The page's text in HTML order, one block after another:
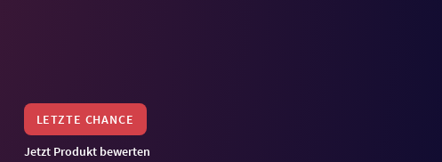
LETZTE CHANCE
Jetzt Produkt bewerten